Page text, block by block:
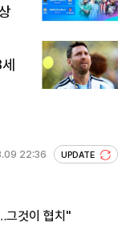
22:36 UPDATE
그것이 협치"